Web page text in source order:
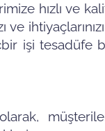
hızlı ve
ve
işi tesadüfe